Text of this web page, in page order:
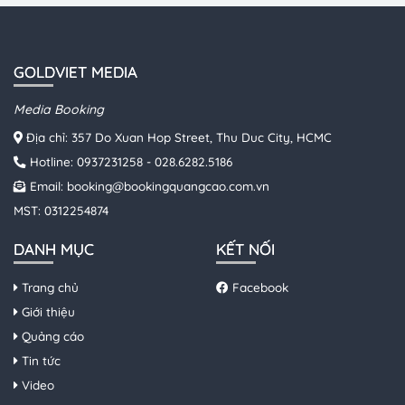
GOLDVIET MEDIA
Media Booking
Địa chỉ: 357 Do Xuan Hop Street, Thu Duc City, HCMC
Hotline: 0937231258 - 028.6282.5186
Email: booking@bookingquangcao.com.vn
MST: 0312254874
DANH MỤC
Trang chủ
Giới thiệu
Quảng cáo
Tin tức
Video
KẾT NỐI
Facebook